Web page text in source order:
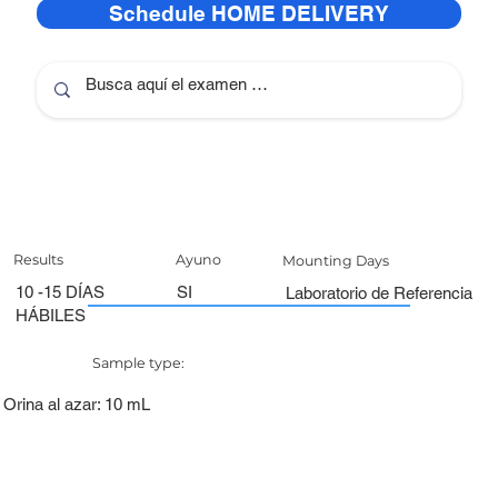
Schedule HOME DELIVERY
Results
10 -15 DÍAS
HÁBILES
Mounting Days
Laboratorio de Referencia
Ayuno
SI
Sample type:
Orina al azar: 10 mL